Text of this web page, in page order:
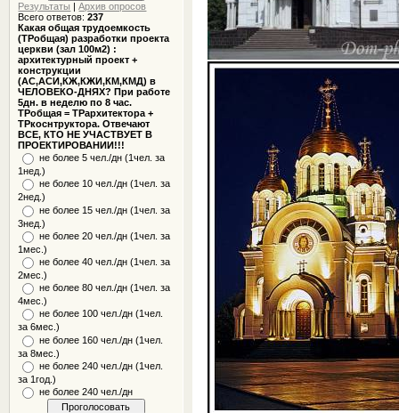
Результаты |Архив опросов
Всего ответов:237
Какая общая трудоемкость
(ТРобщая) разработки проекта
церкви (зал 100м2) :
архитектурный проект +
конструкции
(АС,АСИ,КЖ,КЖИ,КМ,КМД) в
ЧЕЛОВЕКО-ДНЯХ? При работе
5дн. в неделю по 8 час.
ТРобщая = ТРархитектора +
ТРкоснтруктора. Отвечают
ВСЕ, КТО НЕ УЧАСТВУЕТ В
ПРОЕКТИРОВАНИИ!!!
не более 5 чел./дн (1чел. за
1нед.)
не более 10 чел./дн (1чел. за
2нед.)
не более 15 чел./дн (1чел. за
3нед.)
не более 20 чел./дн (1чел. за
1мес.)
не более 40 чел./дн (1чел. за
2мес.)
не более 80 чел./дн (1чел. за
4мес.)
не более 100 чел./дн (1чел.
за 6мес.)
не более 160 чел./дн (1чел.
за 8мес.)
не более 240 чел./дн (1чел.
за 1год.)
не более 240 чел./дн